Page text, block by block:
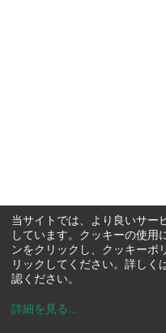
当サイトでは、より良いサー
しています。クッキーの使用
ンをクリックし、クッキーポ
リックしてください。詳しく
認ください。
詳細を見る ...